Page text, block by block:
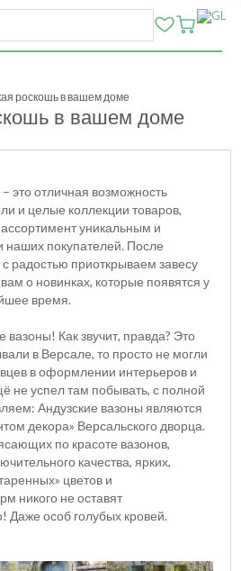
роскошь в вашем доме
в вашем доме
это отличная возможность
и целые коллекции товаров,
уникальным и
наших покупателей. После
радостью приоткрываем завесу
о новинках, которые появятся у
время.
вазоны! Как звучит, правда? Это
в Версале, то просто не могли
в оформлении интерьеров и
не успел там побывать, с полной
Андузские вазоны являются
декора» Версальского дворца.
по красоте вазонов,
качества, ярких,
цветов и
никого не оставят
Даже особ голубых кровей.